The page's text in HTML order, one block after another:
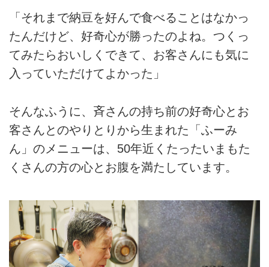
「それまで納豆を好んで食べることはなかっ
たんだけど、好奇心が勝ったのよね。つくっ
てみたらおいしくできて、お客さんにも気に
入っていただけてよかった」
そんなふうに、斉さんの持ち前の好奇心とお
客さんとのやりとりから生まれた「ふーみ
ん」のメニューは、50年近くたったいまもた
くさんの方の心とお腹を満たしています。